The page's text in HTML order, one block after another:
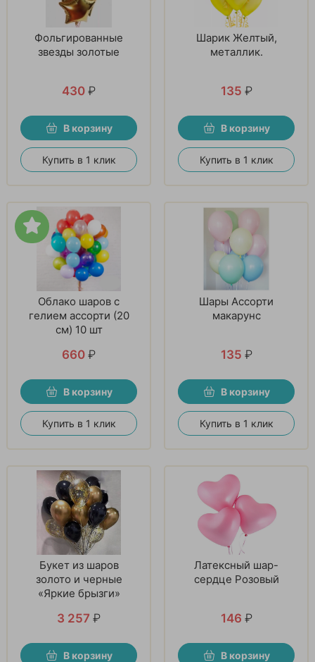
Фольгированные
звезды золотые
430 ₽
В корзину
Купить в 1 клик
Шарик Желтый,
металлик.
135 ₽
В корзину
Купить в 1 клик
Облако шаров с
гелием ассорти (20
см) 10 шт
660 ₽
В корзину
Купить в 1 клик
Шары Ассорти
макарунс
135 ₽
В корзину
Купить в 1 клик
Букет из шаров
золото и черные
«Яркие брызги»
3 257 ₽
В корзину
Латексный шар-
сердце Розовый
146 ₽
В корзину